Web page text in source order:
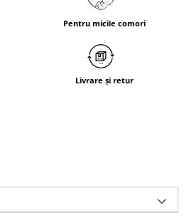
Pentru micile comori
Livrare și retur